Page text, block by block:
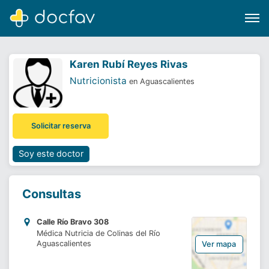
Software para clínicas
¿Eres un doctor?
Karen Rubí Reyes Rivas
Nutricionista en Aguascalientes
Solicitar reserva
Soy este doctor
Consultas
Calle Río Bravo 308
Médica Nutricia de Colinas del Río
Aguascalientes
Ver mapa